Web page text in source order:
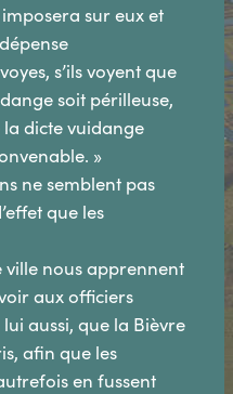
sur eux et
s’ils voyent que
soit périlleuse,
dicte vuidange
»
ne semblent pas
que les
ville nous apprennent
aux officiers
aussi, que la Bièvre
afin que les
en fussent